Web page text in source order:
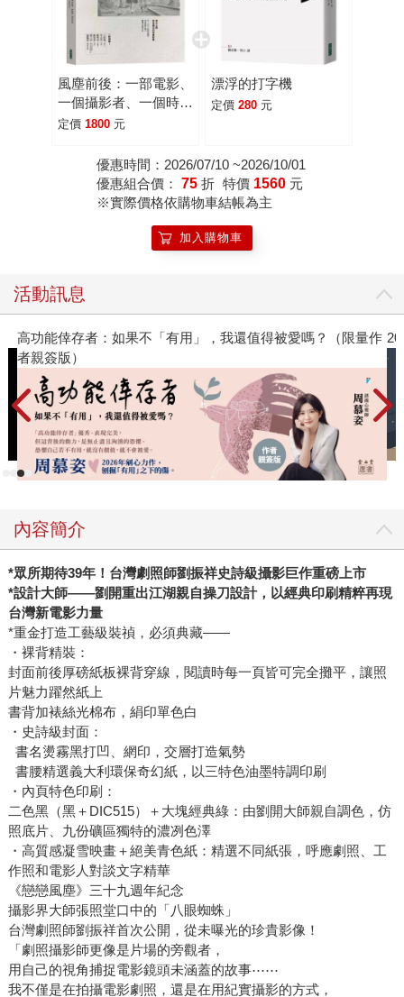
風塵前後：一部電影、
一個攝影者、一個時代
的風塵
定價 1800 元
漂浮的打字機
定價 280 元
優惠時間：2026/07/10 ~2026/10/01
優惠組合價： 75 折 特價 1560 元
※實際價格依購物車結帳為主
加入購物車
活動訊息
高功能倖存者：如果不「有用」，我還值得被愛嗎？（限量作
者親簽版）
內容簡介
*眾所期待39年！台灣劇照師劉振祥史詩級攝影巨作重磅上市
*設計大師——劉開重出江湖親自操刀設計，以經典印刷精粹再現
台灣新電影力量
*重金打造工藝級裝禎，必須典藏——
・裸背精裝：
封面前後厚磅紙板裸背穿線，閱讀時每一頁皆可完全攤平，讓照
片魅力躍然紙上
書背加裱絲光棉布，絹印單色白
・史詩級封面：
書名燙霧黑打凹、網印，交層打造氣勢
書腰精選義大利環保奇幻紙，以三特色油墨特調印刷
・內頁特色印刷：
二色黑（黑＋DIC515）＋大塊經典綠：由劉開大師親自調色，仿
照底片、九份礦區獨特的濃冽色澤
・高質感凝雪映畫＋絕美青色紙：精選不同紙張，呼應劇照、工
作照和電影人對談文字精華
《戀戀風塵》三十九週年紀念
攝影界大師張照堂口中的「八眼蜘蛛」
台灣劇照師劉振祥首次公開，從未曝光的珍貴影像！
「劇照攝影師更像是片場的旁觀者，
用自己的視角捕捉電影鏡頭未涵蓋的故事⋯⋯
我不僅是在拍攝電影劇照，還是在用紀實攝影的方式，